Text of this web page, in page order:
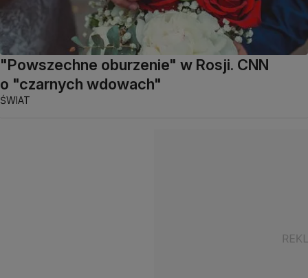
"Powszechne oburzenie" w Rosji. CNN
o "czarnych wdowach"
ŚWIAT